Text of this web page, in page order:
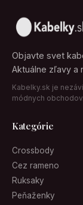
Objavte svet
Aktuálne zľavy a
Kabelky.sk je
módnych
Kategórie
Crossbody
Cez rameno
Ruksaky
Peňaženky